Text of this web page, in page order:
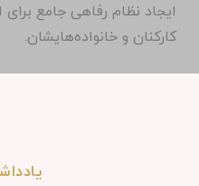
ایجاد نظام رفاهی جامع
کارکنان و خانواده‌هایشان.